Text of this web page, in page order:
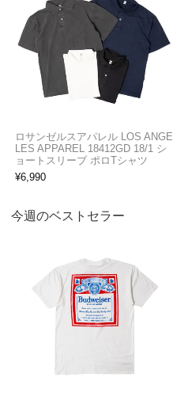
ロサンゼルスアパレル LOS ANGE
LES APPAREL 18412GD 18/1 シ
ョートスリーブ ポロTシャツ
¥6,990
今週のベストセラー